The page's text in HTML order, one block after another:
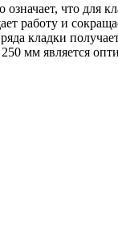
что для
работу и
кладки
мм является